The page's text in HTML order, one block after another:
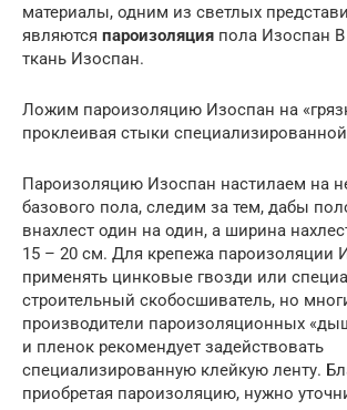
материалы, одним из светлых
являются пароизоляция пола Изоспан
ткань Изоспан.
Ложим пароизоляцию Изоспан на
проклеивая стыки
Пароизоляцию Изоспан настилаем на
базового пола, следим за тем, дабы
внахлест один на один, а ширина
15 – 20 см. Для крепежа пароизоляции
применять цинковые гвозди или
строительный скобосшиватель, но
производители пароизоляционных
и пленок рекомендует задействовать
специализированную клейкую ленту.
приобретая пароизоляцию, нужно